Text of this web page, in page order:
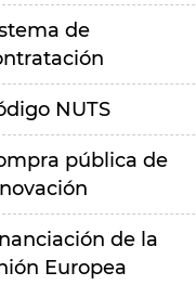
de
NUTS
pública de
de la
Europea